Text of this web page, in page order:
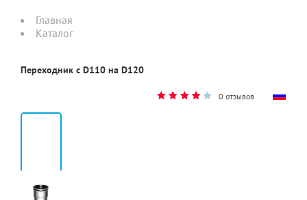
Главная
Каталог
Переходник с D110 на D120
0 отзывов